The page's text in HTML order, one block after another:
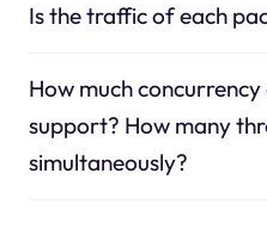
Is the traffic of each
How much
support? How many
simultaneously?